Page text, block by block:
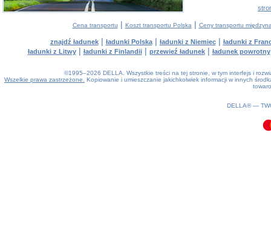
Cena transportu | Koszt transportu Polska | Ceny transportu
znajdź ładunek| ładunki Polska| ładunki z Niemiec| ładunki z
ładunki z Litwy| ładunki z Finlandii| przewieź ładunek| ładunek powrotny
©1995–2026 DELLA. Wszystkie treści na tej stronie, w tym interfejs i
Wszelkie prawa zastrzeżone.
Kopiowanie i umieszczanie jakichkolwiek informacji w innych
DELLA® —